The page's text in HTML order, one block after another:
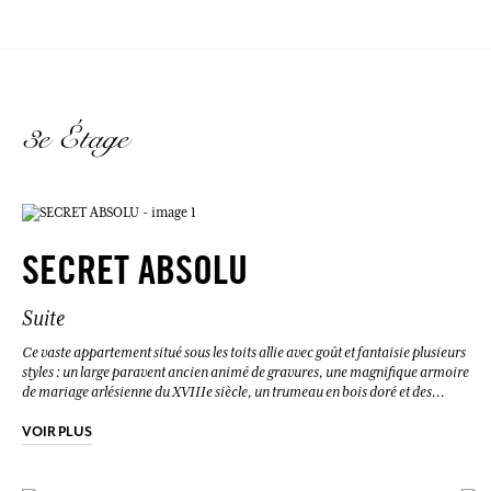
3e Étage
SECRET ABSOLU
Suite
Ce vaste appartement situé sous les toits allie avec goût et fantaisie plusieurs
styles : un large paravent ancien animé de gravures, une magnifique armoire
de mariage arlésienne du XVIIIe siècle, un trumeau en bois doré et des
chambre auront l’accès exclusif à notre ravissante terrasse, qui surplombe la
ville. Une vue imprenable sur les toits arlésiens, l’Hôtel de ville et la célèbre
VOIR PLUS